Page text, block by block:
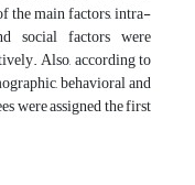
the main factors, intra-
social factors were
Also, according to
behavioral and
were assigned the first